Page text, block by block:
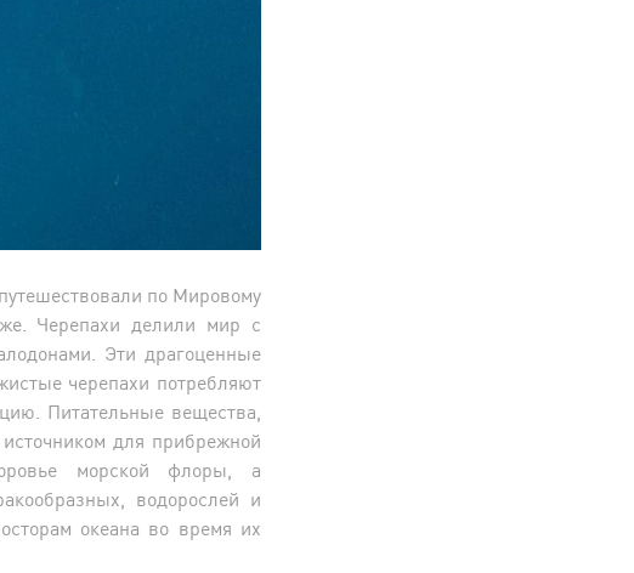
по Мировому
Черепахи делили мир с
Эти драгоценные
черепахи потребляют
Питательные вещества,
для прибрежной
морской флоры, а
водорослей и
океана во время их